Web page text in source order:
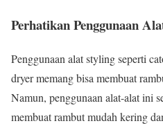
Perhatikan Penggunaan
Penggunaan alat styling seperti
dryer memang bisa membuat
Namun, penggunaan alat-alat ini
membuat rambut mudah kering